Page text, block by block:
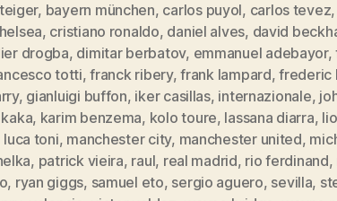
, bayern münchen, carlos puyol, carlos tevez,
, cristiano ronaldo, daniel alves, david
drogba, dimitar berbatov, emmanuel adebayor,
totti,franck ribery,frank lampard,frederic
, gianluigi buffon, iker casillas, internazionale,
kaka, karim benzema, kolo toure, lassana diarra,
luca toni, manchester city, manchester united,
, patrick vieira, raul, real madrid, rio ferdinand,
, ryan giggs, samuel eto, sergio aguero, sevilla,